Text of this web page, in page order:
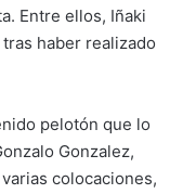
Entre ellos, Iñaki
haber realizado
pelotón que lo
Gonzalez,
colocaciones,